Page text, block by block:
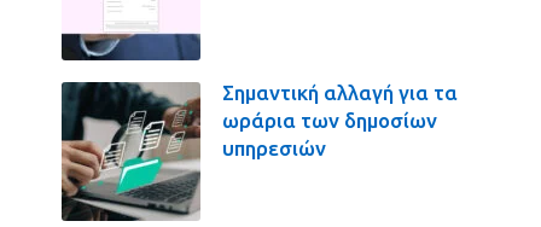
Σημαντική αλλαγή για τα
ωράρια των δημοσίων
υπηρεσιών